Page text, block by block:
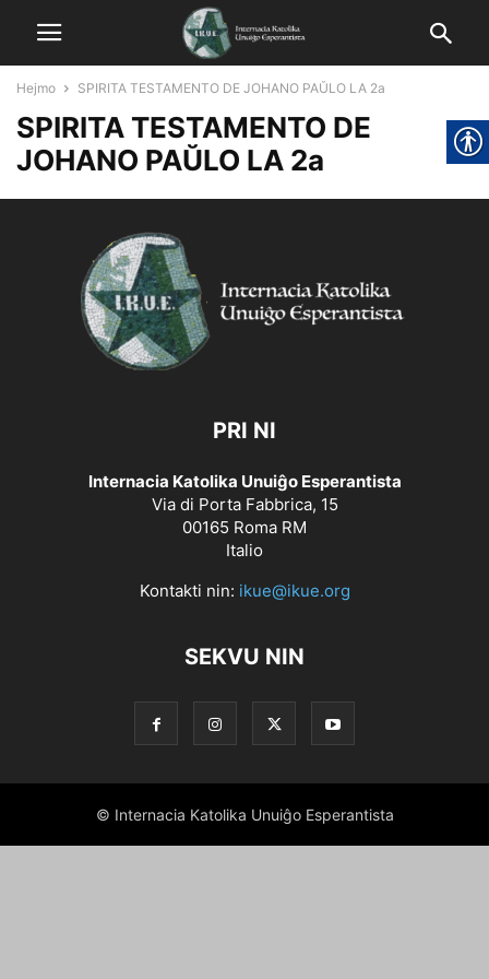
Hejmo SPIRITA TESTAMENTO DE JOHANO PAŬLO LA 2a
SPIRITA TESTAMENTO DE
JOHANO PAŬLO LA 2a
PRI NI
Internacia Katolika Unuiĝo Esperantista
Via di Porta Fabbrica, 15
00165 Roma RM
Italio
Kontakti nin: ikue@ikue.org
SEKVU NIN
© Internacia Katolika Unuiĝo Esperantista